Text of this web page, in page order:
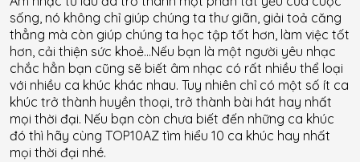
sống, nó không chỉ giúp chúng ta thư giãn, giải toả căng
thẳng mà còn giúp chúng ta học tập tốt hơn, làm việc tốt
hơn, cải thiện sức khoẻ…Nếu bạn là một người yêu nhạc
chắc hẳn bạn cũng sẽ biết âm nhạc có rất nhiều thể loại
với nhiều ca khúc khác nhau. Tuy nhiên chỉ có một số ít ca
khúc trở thành huyền thoại, trở thành bài hát hay nhất
mọi thời đại. Nếu bạn còn chưa biết đến những ca khúc
đó thì hãy cùng TOP10AZ tìm hiểu 10 ca khúc hay nhất
mọi thời đại nhé.